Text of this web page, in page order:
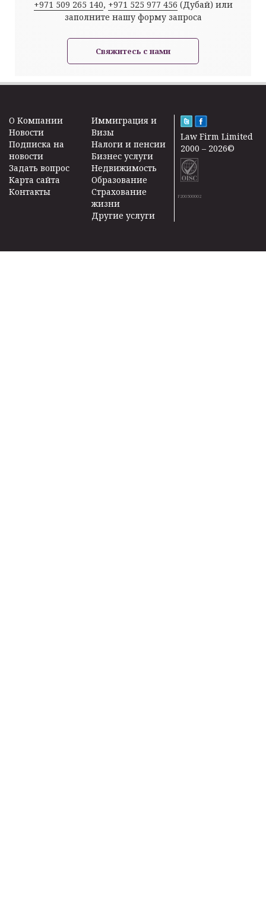
+971 509 265 140, +971 525 977 456 (Дубай) или
заполните нашу форму запроса
Свяжитесь с нами
O Kомпании
Новости
Подписка на
новости
Задать вопрос
Карта сайта
Контакты
Иммиграция и
Визы
Налоги и пенсии
Бизнес услуги
Недвижимость
Образование
Страхование
жизни
Другие услуги
Law Firm Limited
2000 – 2026©
F200500002